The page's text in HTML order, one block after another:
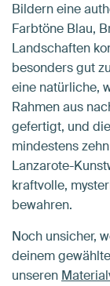
Bildern eine
Farbtöne Blau,
Landschaften
besonders gut
eine natürliche,
Rahmen aus
gefertigt, und
mindestens
Lanzarote-
kraftvolle,
bewahren.
Noch unsicher,
deinem
unseren